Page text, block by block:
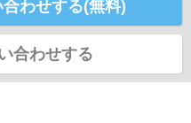
わせする(無料)
合わせする